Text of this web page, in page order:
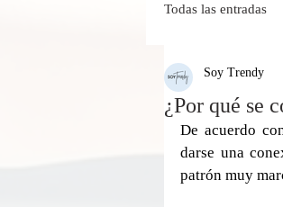
Todas las entradas
IMAGEN Y
Dr Federico
¿Por qué se
Soy Trendy
De acuerdo
darse una
patrón muy